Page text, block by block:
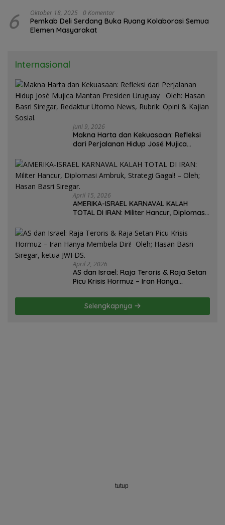
6 Oktober 18, 2025 0 Komentar
Pemkab Deli Serdang Buka Ruang Kolaborasi Semua
Elemen Masyarakat
Internasional
Juni 9, 2026
Makna Harta dan Kekuasaan: Refleksi
dari Perjalanan Hidup José Mujica
Basri Siregar, Redaktur Utomo News,
Rubrik: Opini & Kajian Sosial.
April 15, 2026
AMERIKA-ISRAEL KARNAVAL KALAH
TOTAL DI IRAN: Militer Hancur, Diplomasi
Basri Siregar.
April 2, 2026
AS dan Israel: Raja Teroris & Raja Setan
Picu Krisis Hormuz – Iran Hanya
ketua JWI DS.
Selengkapnya
tutup